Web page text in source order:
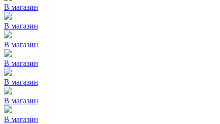
В магазин
В магазин
В магазин
В магазин
В магазин
В магазин
В магазин